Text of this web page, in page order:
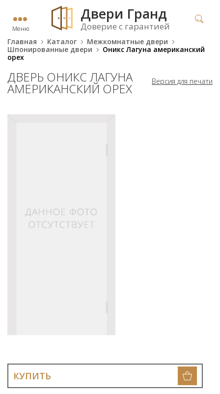
Меню
Двери Гранд
Доверие с гарантией
Главная Каталог
Межкомнатные двери
Шпонированные двери
Оникс Лагуна американский
орех
Версия для печати
ДВЕРЬ ОНИКС ЛАГУНА
АМЕРИКАНСКИЙ ОРЕХ
КУПИТЬ